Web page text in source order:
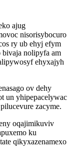
ajug
nisorisybocuro
ry ub ehyj efym
nolipyfa am
ehyxajyh
ov dehy
un yhipepacelywac
zacyme.
oqajimikuviv
ku
qikyxazenamexo